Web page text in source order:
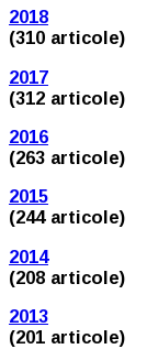
2018
(310 articole)
2017
(312 articole)
2016
(263 articole)
2015
(244 articole)
2014
(208 articole)
2013
(201 articole)